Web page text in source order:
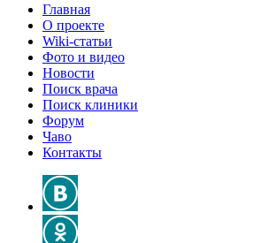
Главная
О проекте
Wiki-статьи
Фото и видео
Новости
Поиск врача
Поиск клиники
Форум
Чаво
Контакты